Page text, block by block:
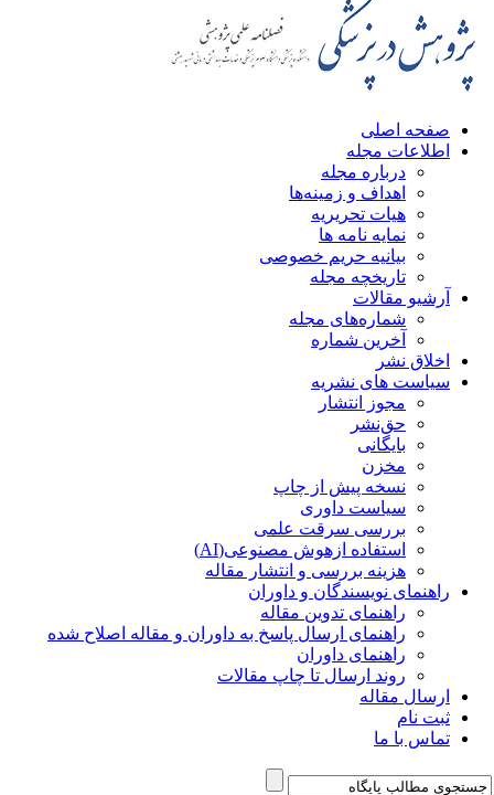
صفحه اصلی
اطلاعات مجله
درباره مجله
اهداف و زمینه‌ها
هیات تحریریه
نمایه نامه ها
بیانیه حریم خصوصی
تاریخچه مجله
آرشیو مقالات
شماره‌های مجله
آخرین شماره
اخلاق نشر
سیاست های نشریه
مجوز انتشار
حق‌نشر
بایگانی
مخزن
نسخه پیش از چاپ
سیاست داوری
بررسی سرقت علمی
استفاده ازهوش مصنوعی(AI)
هزینه بررسی و انتشار مقاله
راهنمای نویسندگان و داوران
راهنمای تدوین مقاله
راهنمای ارسال پاسخ به داوران و مقاله اصلاح شده
راهنمای داوران
روند ارسال تا چاپ مقالات
ارسال مقاله
ثبت نام
تماس با ما